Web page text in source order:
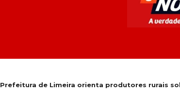
Prefeitura de Limeira orienta produtores rurais